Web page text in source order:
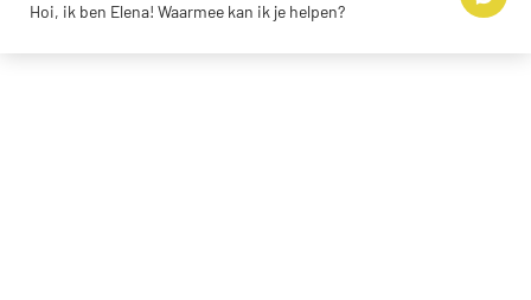
© 2026 Escape Tours
Hoi, ik ben Elena! Waarmee kan ik je helpen?